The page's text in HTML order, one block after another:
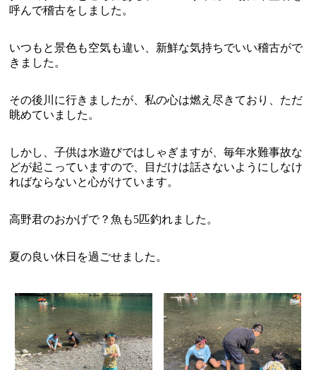
呼んで稽古をしました。
いつもと景色も空気も違い、新鮮な気持ちでいい稽古がで
きました。
その後川に行きましたが、私の心は燃え尽きており、ただ
眺めていました。
しかし、子供は水遊びではしゃぎますが、毎年水難事故な
どが起こっていますので、目だけは話さないようにしなけ
ればならないと心がけています。
高野君のおかげで？魚も5匹釣れました。
夏の良い休日を過ごせました。